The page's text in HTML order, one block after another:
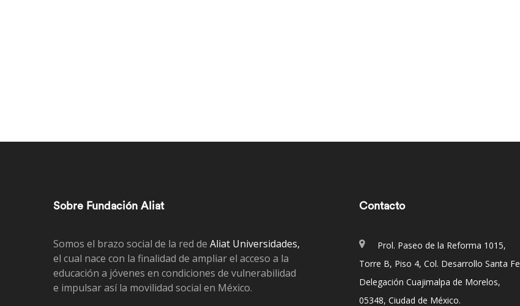
Sobre Fundación Aliat
Somos el brazo social de la red de Aliat Universidades,
el cual nace con la finalidad de ampliar el acceso a la
educación a jóvenes en condiciones de vulnerabilidad
e impulsar así la movilidad social en México.
Contacto
Prol. Paseo de la Reforma 1015,
Torre B, Piso 4, Col. Desarrollo Santa Fe
Delegación Cuajimalpa de Morelos,
05348, Ciudad de México.